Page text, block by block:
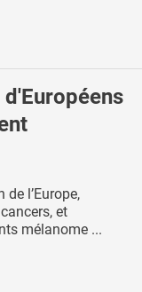
l’Europe,
et
mélanome ...